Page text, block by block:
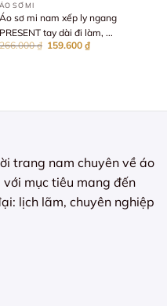
ÁO SƠ MI
Áo sơ mi nam xếp ly ngang
PRESENT tay dài đi làm, ...
₫ Giá
159.600₫Giá
hiện
trang nam chuyên về áo
mục tiêu mang đến
lịch lãm, chuyên nghiệp